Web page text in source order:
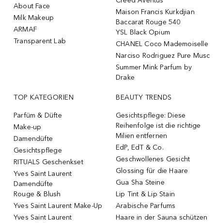
About Face
Milk Makeup
ARMAF
Transparent Lab
Maison Francis Kurkdjian
Baccarat Rouge 540
YSL Black Opium
CHANEL Coco Mademoiselle
Narciso Rodriguez Pure Musc
Summer Mink Parfum by
Drake
TOP KATEGORIEN
Parfüm & Düfte
Make-up
Damendüfte
Gesichtspflege
RITUALS Geschenkset
Yves Saint Laurent
Damendüfte
Rouge & Blush
Yves Saint Laurent Make-Up
Yves Saint Laurent
BEAUTY TRENDS
Gesichtspflege: Diese
Reihenfolge ist die richtige
Milien entfernen
EdP, EdT & Co.
Geschwollenes Gesicht
Glossing für die Haare
Gua Sha Steine
Lip Tint & Lip Stain
Arabische Parfums
Haare in der Sauna schützen